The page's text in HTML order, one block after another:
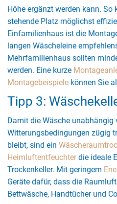
Höhe ergänzt werden kann. So
stehende Platz möglichst
Einfamilienhaus ist die
langen Wäscheleine
Mehrfamilienhaus sollten
werden. Eine kurze
Montagebeispiele können Sie
Tipp 3:
Damit die Wäsche unabhängig
Witterungsbedingungen zügig
bleibt, sind ein
Heimluftentfeuchterdie ideale
Trockenkeller. Mit geringem
Geräte dafür, dass die
Bettwäsche, Handtücher und